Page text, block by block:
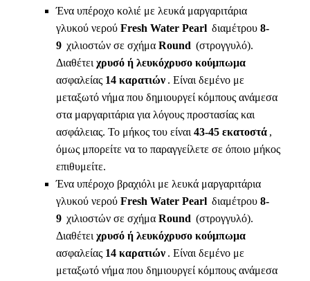
Ένα υπέροχο κολιέ με λευκά μαργαριτάρια
γλυκού νερού Fresh Water Pearl διαμέτρου 8-
9 χιλιοστών σε σχήμα Round (στρογγυλό).
Διαθέτει χρυσό ή λευκόχρυσο κούμπωμα
ασφαλείας 14 καρατιών . Είναι δεμένο με
μεταξωτό νήμα που δημιουργεί κόμπους ανάμεσα
στα μαργαριτάρια για λόγους προστασίας και
ασφάλειας. Το μήκος του είναι 43-45 εκατοστά ,
όμως μπορείτε να το παραγγείλετε σε όποιο μήκος
επιθυμείτε.
Ένα υπέροχο βραχιόλι με λευκά μαργαριτάρια
γλυκού νερού Fresh Water Pearl διαμέτρου 8-
9 χιλιοστών σε σχήμα Round (στρογγυλό).
Διαθέτει χρυσό ή λευκόχρυσο κούμπωμα
ασφαλείας 14 καρατιών . Είναι δεμένο με
μεταξωτό νήμα που δημιουργεί κόμπους ανάμεσα